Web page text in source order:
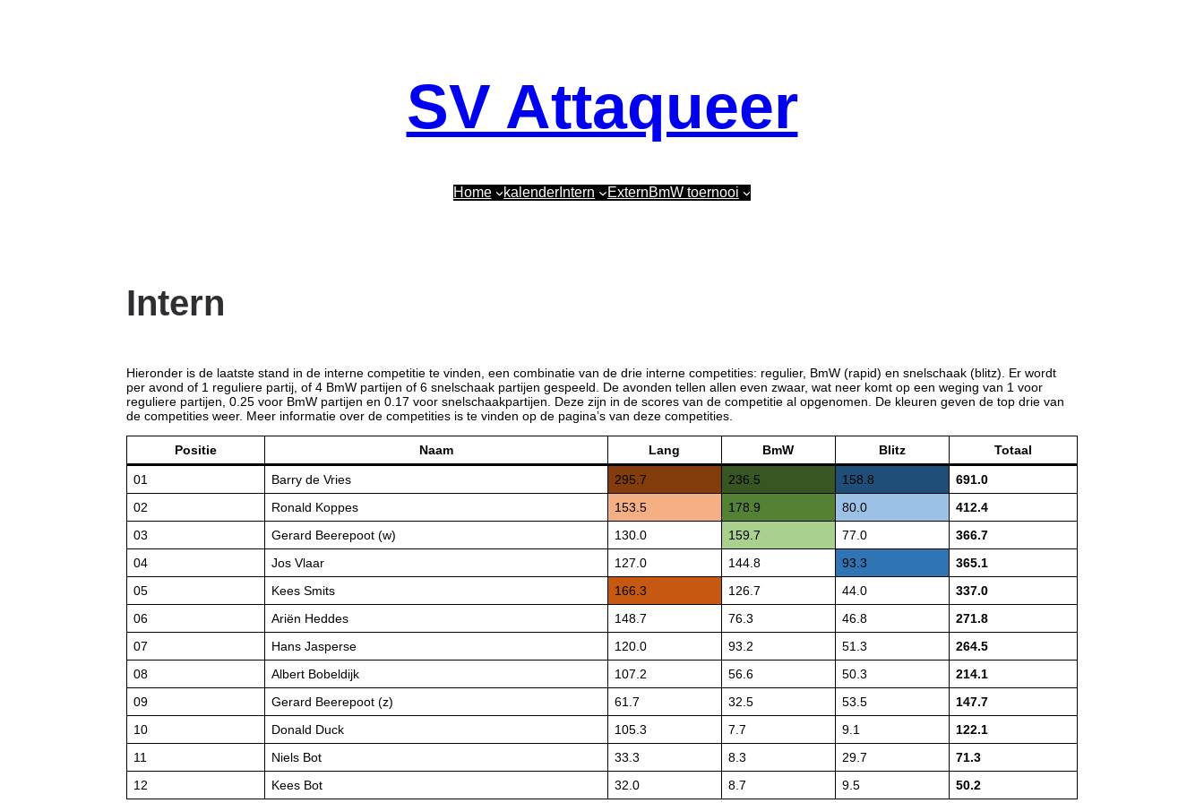
SV Attaqueer
Home kalender Intern ExternBmW toernooi
Intern
Hieronder is de laatste stand in de interne competitie te vinden, een combinatie van de drie interne competities: regulier, BmW (rapid) en snelschaak (blitz). Er wordt
per avond of 1 reguliere partij, of 4 BmW partijen of 6 snelschaak partijen gespeeld. De avonden tellen allen even zwaar, wat neer komt op een weging van 1 voor
reguliere partijen, 0.25 voor BmW partijen en 0.17 voor snelschaakpartijen. Deze zijn in de scores van de competitie al opgenomen. De kleuren geven de top drie van
de competities weer. Meer informatie over de competities is te vinden op de pagina’s van deze competities.
Positie Naam Lang BmW Blitz Totaal
01 Barry de Vries 295.7 236.5 158.8
691.0
02
Ronald Koppes 153.5 178.9 80.0
412.4
03
Gerard Beerepoot (w) 130.0 159.7 77.0
366.7
04
Jos Vlaar 127.0 144.8 93.3
365.1
05
Kees Smits 166.3 126.7 44.0
337.0
06
Ariën Heddes 148.7 76.3 46.8
271.8
07
Hans Jasperse 120.0 93.2 51.3
264.5
08
Albert Bobeldijk 107.2 56.6 50.3
214.1
09
Gerard Beerepoot (z) 61.7 32.5 53.5
147.7
10
Donald Duck 105.3 7.7 9.1
122.1
11
Niels Bot 33.3 8.3 29.7
71.3
12
Kees Bot 32.0 8.7 9.5 50.2